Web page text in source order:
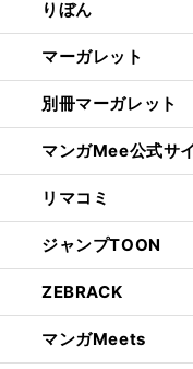
りぼん
マーガレット
別冊マーガレット
マンガMee公式サ
リマコミ
ジャンプTOON
ZEBRACK
マンガMeets